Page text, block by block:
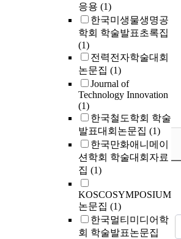
응용 (1)
한국미생물생명공
학회 학술발표초록집
(1)
전력전자학술대회
논문집 (1)
Journal of
Technology Innovation
(1)
한국철도학회 학술
발표대회논문집 (1)
한국만화애니메이
션학회 학술대회자료
집 (1)
KOSCOSYMPOSIUM
논문집 (1)
한국멀티미디어학
회 학술발표논문집